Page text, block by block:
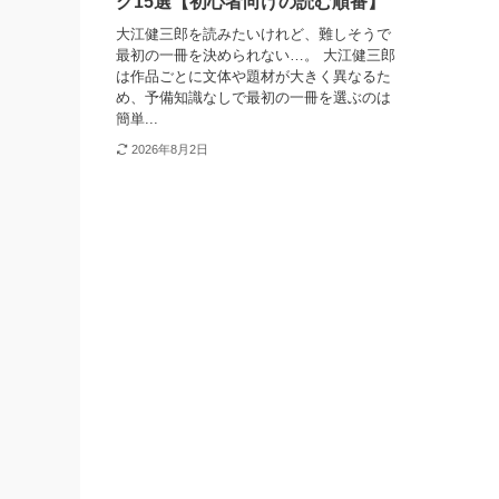
大江健三郎を読みたいけれど、難しそうで
最初の一冊を決められない…。 大江健三郎
は作品ごとに文体や題材が大きく異なるた
め、予備知識なしで最初の一冊を選ぶのは
簡単...
2026年8月2日